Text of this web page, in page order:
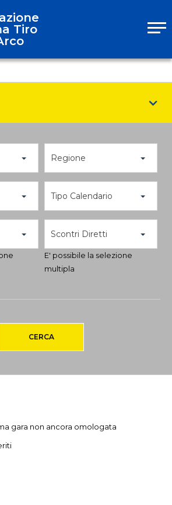
Tiro
Regione
Tipo Calendario
Scontri Diretti
E' possibile la selezione
multipla
CERCA
gara non ancora omologata